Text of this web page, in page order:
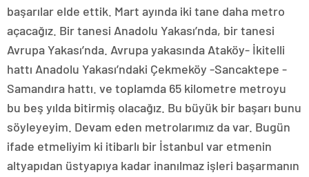
başarılar elde ettik. Mart ayında iki tane daha metro
açacağız. Bir tanesi Anadolu Yakası’nda, bir tanesi
Avrupa Yakası’nda. Avrupa yakasında Ataköy- İkitelli
hattı Anadolu Yakası’ndaki Çekmeköy -Sancaktepe -
Samandıra hattı. ve toplamda 65 kilometre metroyu
bu beş yılda bitirmiş olacağız. Bu büyük bir başarı bunu
söyleyeyim. Devam eden metrolarımız da var. Bugün
ifade etmeliyim ki itibarlı bir İstanbul var etmenin
altyapıdan üstyapıya kadar inanılmaz işleri başarmanın